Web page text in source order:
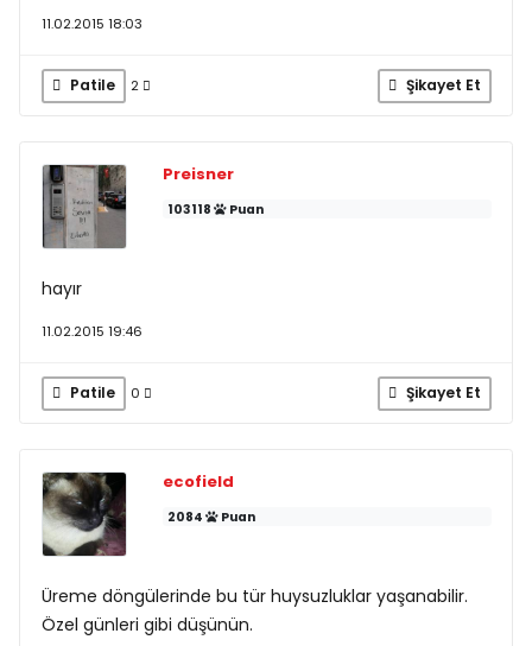
11.02.2015 18:03
Patile 2 Şikayet Et
Preisner
103118 Puan
hayır
11.02.2015 19:46
Patile 0 Şikayet Et
ecofield
2084 Puan
Üreme döngülerinde bu tür huysuzluklar yaşanabilir.
Özel günleri gibi düşünün.